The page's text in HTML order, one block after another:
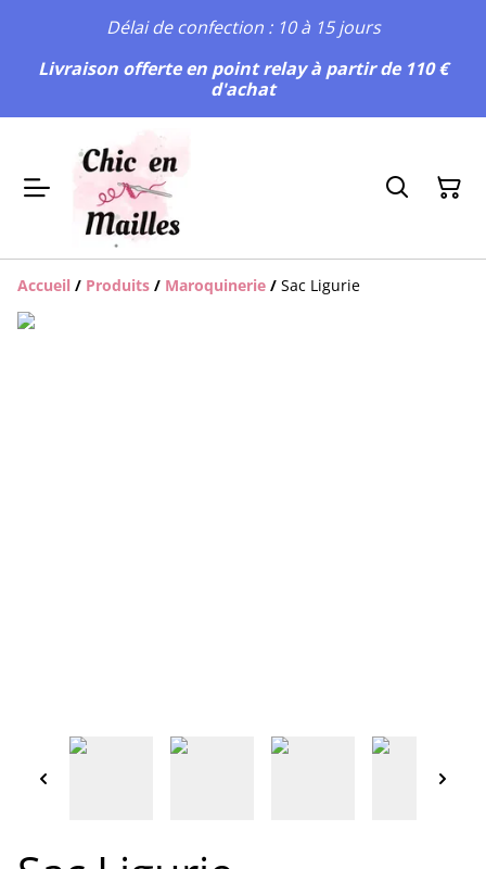
Délai de confection : 10 à 15 jours
Livraison offerte en point relay à partir de 110 €
d'achat
Accueil / Produits / Maroquinerie / Sac Ligurie